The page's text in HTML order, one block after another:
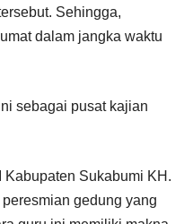
Sehingga,
dalam jangka waktu
sebagai pusat kajian
Kabupaten Sukabumi KH.
gedung yang